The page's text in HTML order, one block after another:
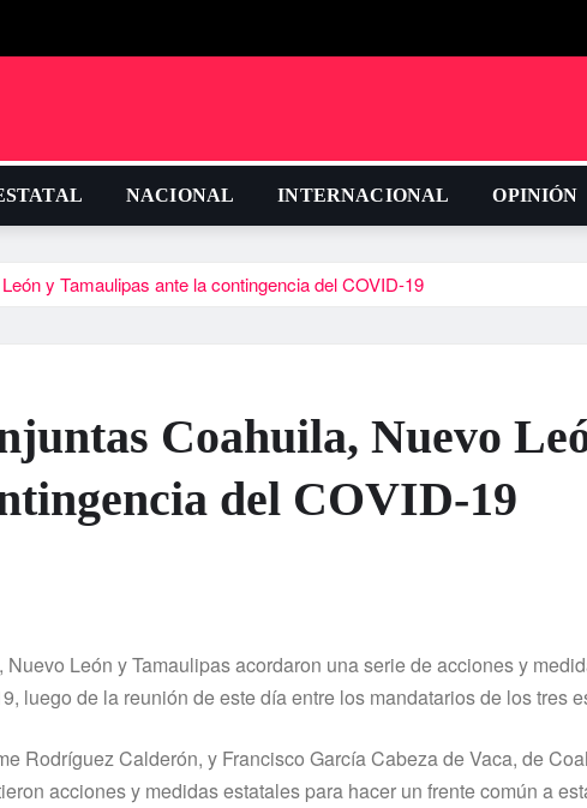
NACIONAL INTERNACIONAL OPINIÓN
y Tamaulipas ante la contingencia del COVID-19
Coahuila, Nuevo
del COVID-19
León y Tamaulipas acordaron una serie de acciones y
luego de la reunión de este día entre los mandatarios de los tres
Rodríguez Calderón, y Francisco García Cabeza de Vaca, de
acciones y medidas estatales para hacer un frente común a